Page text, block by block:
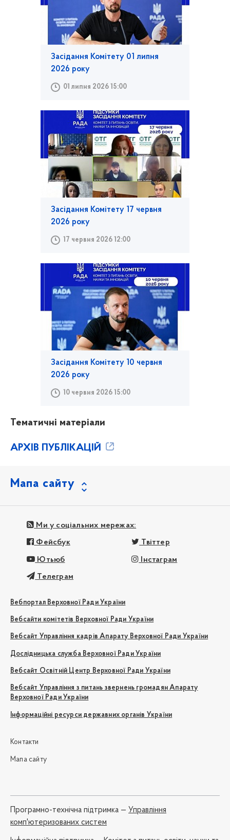
Засідання Комітету 01 липня
2026 року
01 липня 2026 15:00
Засідання Комітету 17 червня
2026 року
17 червня 2026 12:00
Засідання Комітету 10 червня
2026 року
10 червня 2026 15:00
Тематичні матеріали
АРХІВ ПУБЛІКАЦІЙ
Мапа сайту
Ми у соціальних мережах:
Фейсбук Твіттер
Ютьюб Інстаграм
Телеграм
Вебпортал Верховної Ради України
Вебсайти комітетів Верховної Ради України
Вебсайт Управління кадрів Апарату Верховної Ради України
Дослідницька служба Верховної Ради України
Вебсайт Освітній Центр Верховної Ради України
Вебсайт Управління з питань звернень громадян Апарату
Верховної Ради України
Інформаційні ресурси державних органів України
Контакти
Мапа сайту
Програмно-технічна підтримка — Управління
комп'ютеризованих систем